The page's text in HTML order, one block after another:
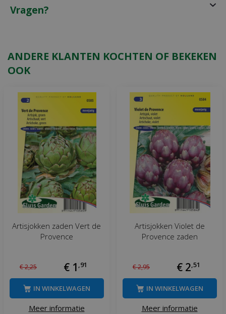
Vragen?
ANDERE KLANTEN KOCHTEN OF BEKEKEN
OOK
Artisjokken zaden Vert de
Provence
€2,25 € 1 ,91
Meer informatie
IN WINKELWAGEN
Artisjokken Violet de
Provence zaden
€2,95 € 2,51
Meer informatie
IN WINKELWAGEN